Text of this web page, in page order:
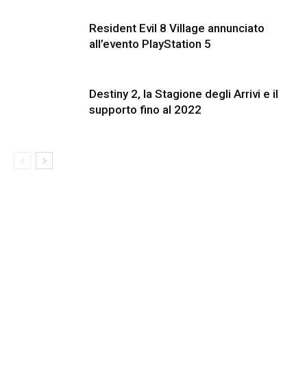
Resident Evil 8 Village annunciato
all’evento PlayStation 5
Destiny 2, la Stagione degli Arrivi e il
supporto fino al 2022